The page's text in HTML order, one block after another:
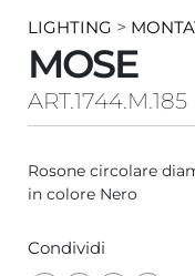
LIGHTING >
MOSE
ART.1744.M.185
Rosone circolare
in colore Nero
Condividi